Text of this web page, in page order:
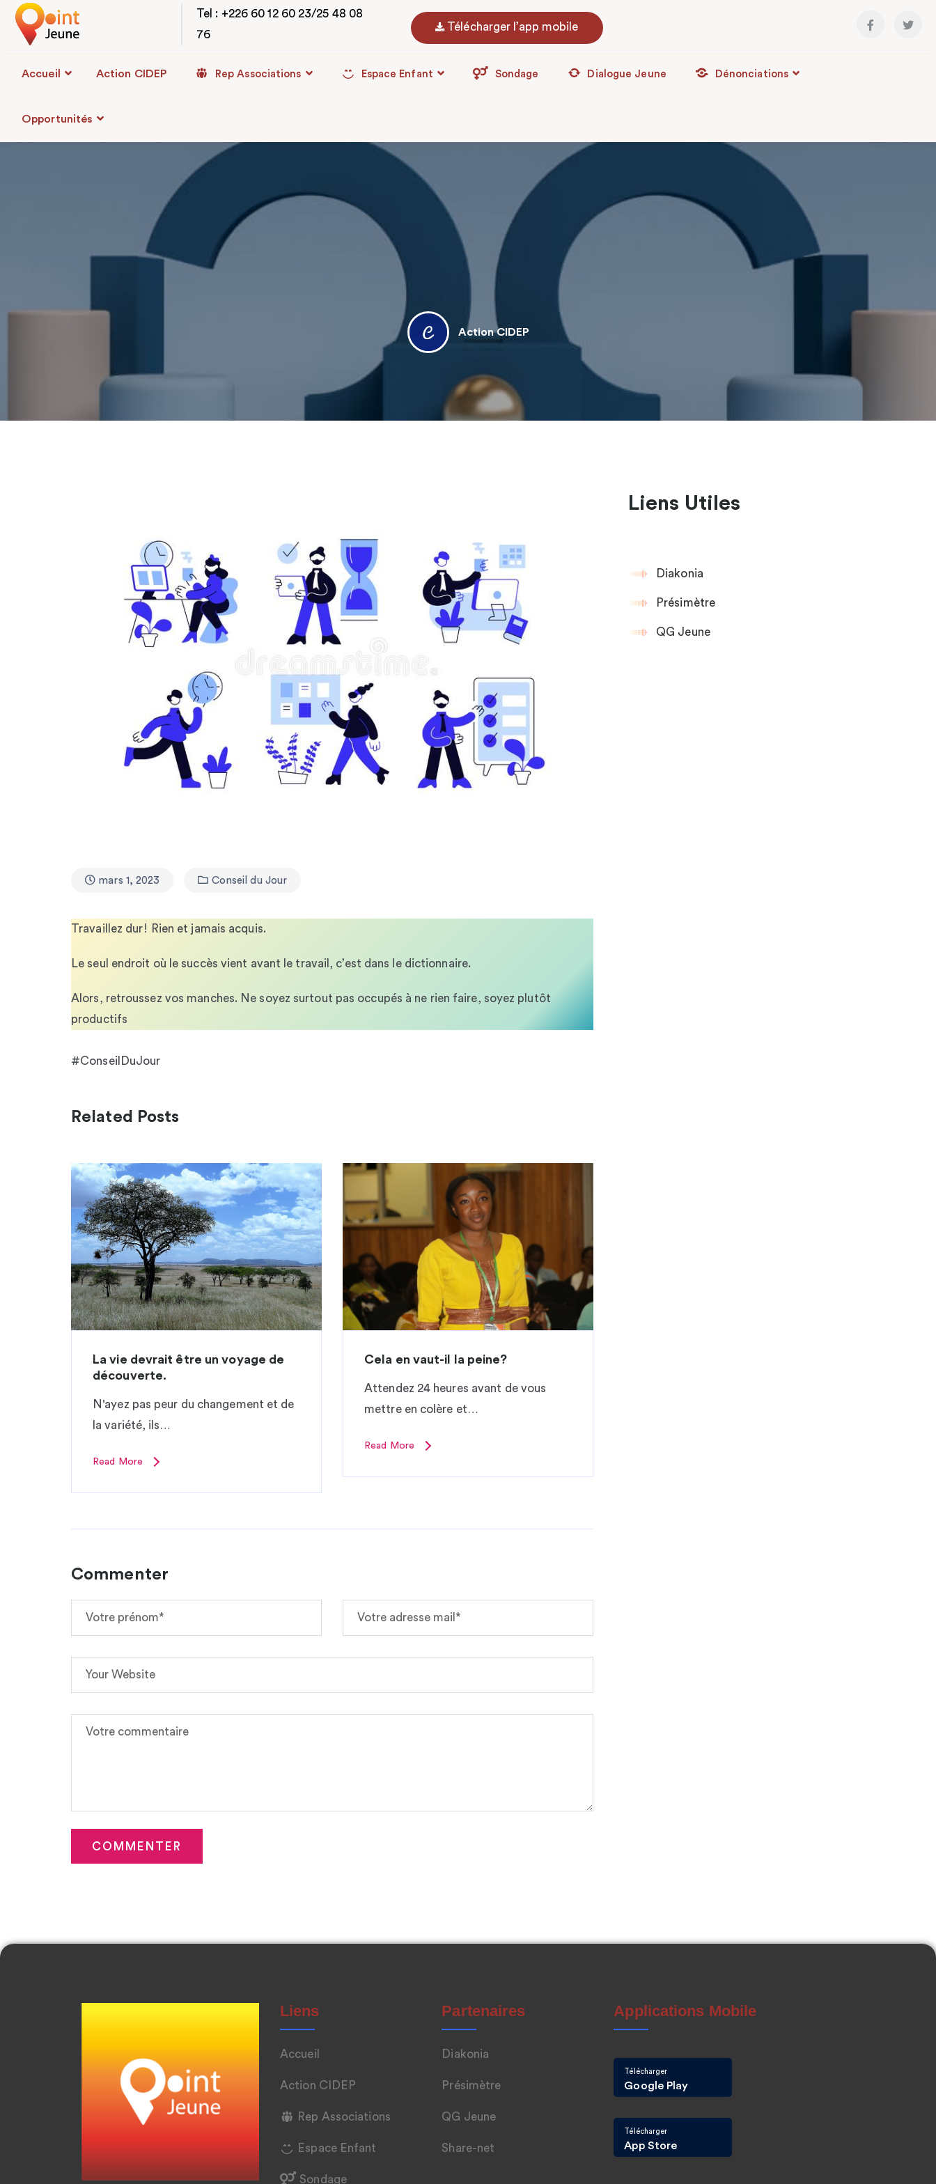
Tel : +226 60 12 60 23/25 48 08
76
Télécharger l’app mobile
Accueil Action CIDEP Rep Associations Espace Enfant Sondage Dialogue Jeune Dénonciations
Opportunités
Action CIDEP
mars 1, 2023 Conseil du Jour
Travaillez dur! Rien et jamais acquis.
Le seul endroit où le succès vient avant le travail, c’est dans le dictionnaire.
Alors, retroussez vos manches. Ne soyez surtout pas occupés à ne rien faire, soyez plutôt
productifs
#ConseilDuJour
Related Posts
La vie devrait être un voyage de
découverte.
N'ayez pas peur du changement et de
la variété, ils…
Read More
Cela en vaut-il la peine?
Attendez 24 heures avant de vous
mettre en colère et…
Read More
Commenter
Liens Utiles
Diakonia
Présimètre
QG Jeune
Liens
Accueil
Action CIDEP
Rep Associations
Espace Enfant
Sondage
Partenaires
Diakonia
Présimètre
QG Jeune
Share-net
Applications Mobile
Télécharger
Google Play
Télécharger
App Store